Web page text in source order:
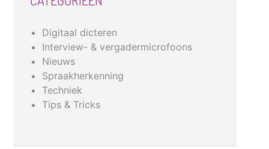
Digitaal dicteren
Interview- & vergadermicrofoons
Nieuws
Spraakherkenning
Techniek
Tips & Tricks